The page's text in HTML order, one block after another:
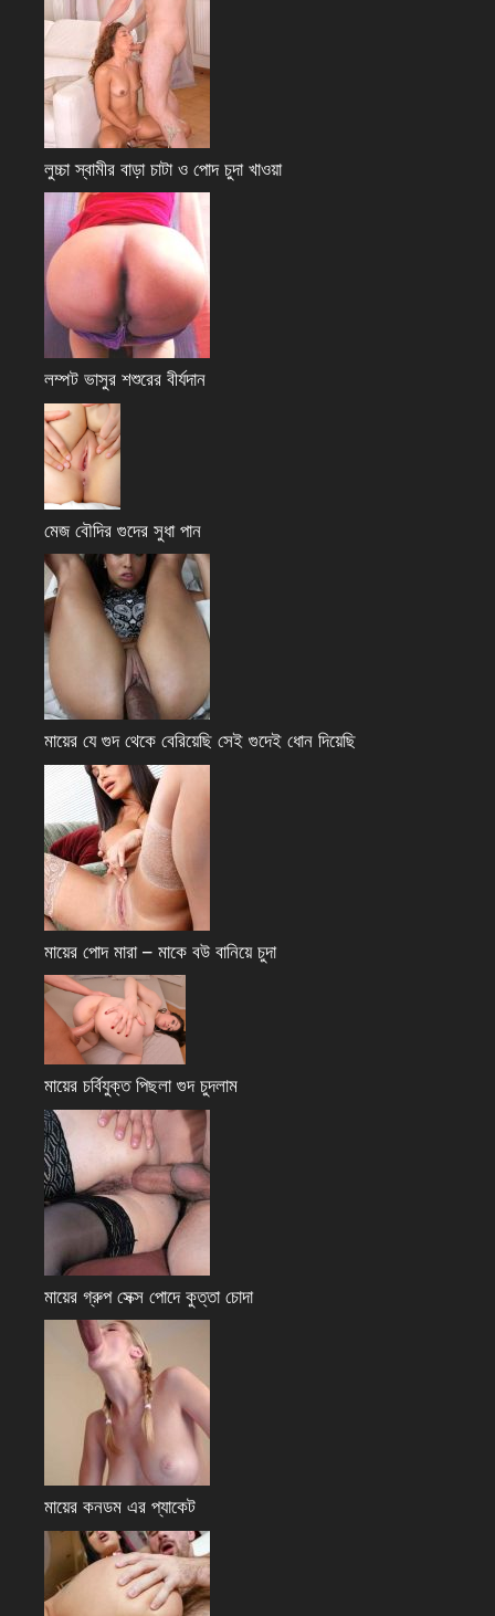
লুচ্চা স্বামীর বাড়া চাটা ও পোদ চুদা খাওয়া
লম্পট ভাসুর শশুরের বীর্যদান
মেজ বৌদির গুদের সুধা পান
মায়ের যে গুদ থেকে বেরিয়েছি সেই গুদেই ধোন দিয়েছি
মায়ের পোদ মারা – মাকে বউ বানিয়ে চুদা
মায়ের চর্বিযুক্ত পিছলা গুদ চুদলাম
মায়ের গ্রুপ সেক্স পোদে কুত্তা চোদা
মায়ের কনডম এর প্যাকেট